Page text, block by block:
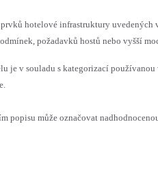
hotelové infrastruktury uvedených
požadavků hostů nebo vyšší
je v souladu s kategorizací
popisu může označovat